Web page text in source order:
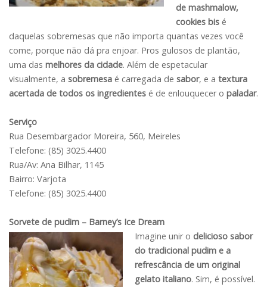
de mashmalow,
cookies bis é
daquelas sobremesas que não importa quantas vezes você
come, porque não dá pra enjoar. Pros gulosos de plantão,
uma das melhores da cidade. Além de espetacular
visualmente, a sobremesa é carregada de sabor, e a textura
acertada de todos os ingredientes é de enlouquecer o paladar.
Serviço
Rua Desembargador Moreira, 560, Meireles
Telefone: (85) 3025.4400
Rua/Av: Ana Bilhar, 1145
Bairro: Varjota
Telefone: (85) 3025.4400
Sorvete de pudim – Barney’s Ice Dream
Imagine unir o delicioso sabor
do tradicional pudim e a
refrescância de um original
gelato italiano. Sim, é possível.